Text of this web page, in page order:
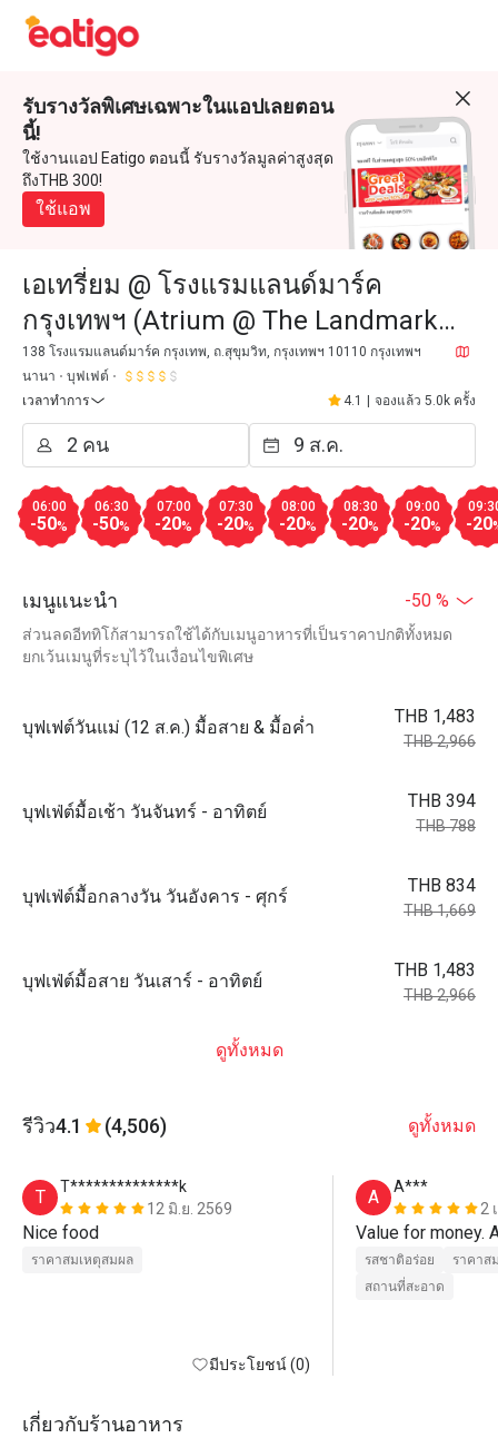
รับรางวัลพิเศษเฉพาะในแอปเลยตอน
นี้!
ใช้งานแอป Eatigo ตอนนี้ รับรางวัลมูลค่าสูงสุด
ถึงTHB 300!
ใช้แอพ
เอเทรี่ยม @ โรงแรมแลนด์มาร์ค
กรุงเทพฯ (Atrium @ The Landmark
Bangkok)
138 โรงแรมแลนด์มาร์ค กรุงเทพ, ถ.สุขุมวิท, กรุงเทพฯ 10110 กรุงเทพฯ
นานา
บุฟเฟต์
เวลาทำการ
4.1 จองแล้ว 5.0k ครั้ง
06:00
-50%
06:30
-50%
07:00
-20%
07:30
-20%
08:00
-20%
08:30
-20%
09:00
-20% -20
เมนูแนะนำ -50 %
ส่วนลดอีททิโก้สามารถใช้ได้กับเมนูอาหารที่เป็นราคาปกติทั้งหมด
ยกเว้นเมนูที่ระบุไว้ในเงื่อนไขพิเศษ
บุฟเฟต์วันแม่ (12 ส.ค.) มื้อสาย & มื้อค่ำ
THB 1,483
THB 2,966
บุฟเฟ่ต์มื้อเช้า วันจันทร์ - อาทิตย์
THB 394
THB 788
บุฟเฟ่ต์มื้อกลางวัน วันอังคาร - ศุกร์
THB 834
THB 1,669
บุฟเฟ่ต์มื้อสาย วันเสาร์ - อาทิตย์
THB 1,483
THB 2,966
ดูทั้งหมด
รีวิว4.1 (4,506) ดูทั้งหมด
T
T**************k
12 มิ.ย. 2569
Nice food
ราคาสมเหตุสมผล
มีประโยชน์ (0)
A
A***
2
Value for money.
รสชาติอร่อย
ราคาส
สถานที่สะอาด
เกี่ยวกับร้านอาหาร